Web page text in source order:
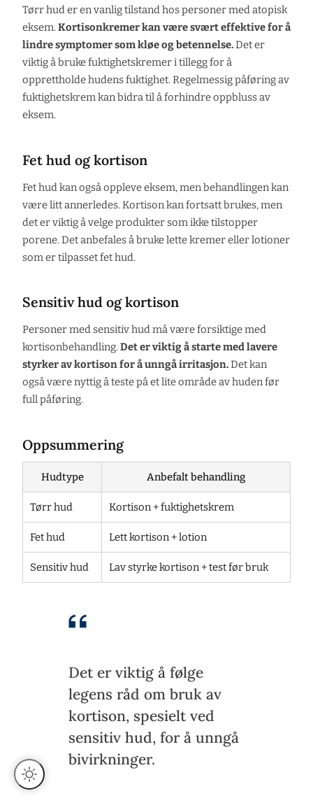
Tørr hud er en vanlig tilstand hos personer med atopisk
eksem.Kortisonkremer kan være svært effektive for å
lindre symptomer som kløe og betennelse.Det er
viktig å bruke fuktighetskremer i tillegg for å
opprettholde hudens fuktighet. Regelmessig påføring av
fuktighetskrem kan bidra til å forhindre oppbluss av
eksem.
Fet hud og kortison
Fet hud kan også oppleve eksem, men behandlingen kan
være litt annerledes. Kortison kan fortsatt brukes, men
det er viktig å velge produkter som ikke tilstopper
porene. Det anbefales å bruke lette kremer eller lotioner
som er tilpasset fet hud.
Sensitiv hud og kortison
Personer med sensitiv hud må være forsiktige med
kortisonbehandling.Det er viktig å starte med lavere
styrker av kortison for å unngå irritasjon.Det kan
også være nyttig å teste på et lite område av huden før
full påføring.
Oppsummering
Hudtype Anbefalt behandling
Tørr hud Kortison + fuktighetskrem
Fet hud Lett kortison + lotion
Sensitiv hud Lav styrke kortison + test før bruk
Det er viktig å følge
legens råd om bruk av
kortison, spesielt ved
sensitiv hud, for å unngå
bivirkninger.